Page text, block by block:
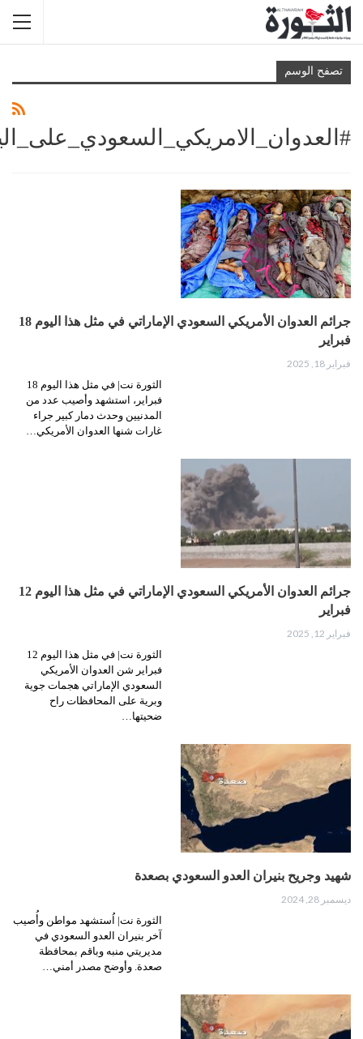
تصفح الوسم
جرائم العدوان الأمريكي السعودي الإماراتي في مثل هذا اليوم 18
فبراير
فبراير 18, 2025
الثورة نت| في مثل هذا اليوم 18
فبراير، استشهد وأصيب عدد من
المدنيين وحدث دمار كبير جراء
غارات شنها العدوان الأمريكي…
جرائم العدوان الأمريكي السعودي الإماراتي في مثل هذا اليوم 12
فبراير
فبراير 12, 2025
الثورة نت| في مثل هذا اليوم 12
فبراير شن العدوان الأمريكي
السعودي الإماراتي هجمات جوية
وبرية على المحافظات راح
ضحيتها…
شهيد وجريح بنيران العدو السعودي بصعدة
ديسمبر 28, 2024
الثورة نت| اُستشهد مواطن وأُصيب
آخر بنيران العدو السعودي في
مديريتي منبه وباقم بمحافظة
صعدة. وأوضح مصدر أمني…